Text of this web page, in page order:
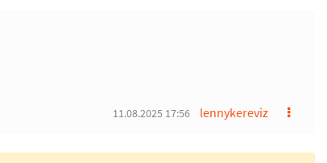
lennykereviz
11.08.2025 17:56